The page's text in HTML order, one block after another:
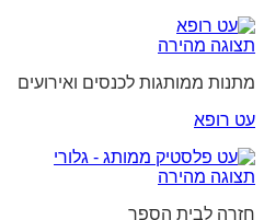
תצוגה מהירה
מתנות ממותגות לכנסים ואירועים
עט רופא
תצוגה מהירה
חזרה לבית הספר